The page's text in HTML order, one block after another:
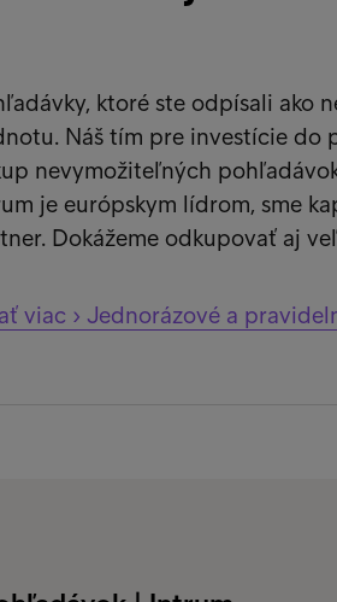
ktoré ste odpísali ako
Náš tím pre investície do
nevymožiteľných
je európskym lídrom, sme
Dokážeme odkupovať aj
viac › Jednorázové a